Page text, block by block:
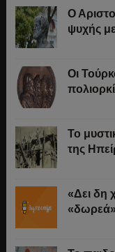
Ο
ψυχής
Οι
Το
της
«Δει δη